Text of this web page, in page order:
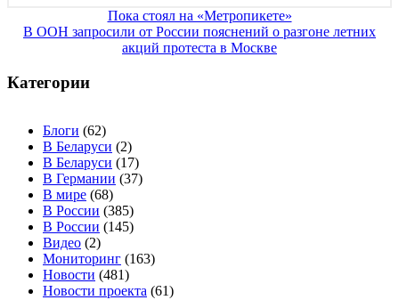
Навигация
по
Пока стоял на «Метропикете»
В ООН запросили от России пояснений о разгоне летних
акций протеста в Москве
Категории
Блоги (62)
В Беларуси (2)
В Беларуси (17)
В Германии (37)
В мире (68)
В России (385)
В России (145)
Видео (2)
Мониторинг (163)
Новости (481)
Новости проекта (61)